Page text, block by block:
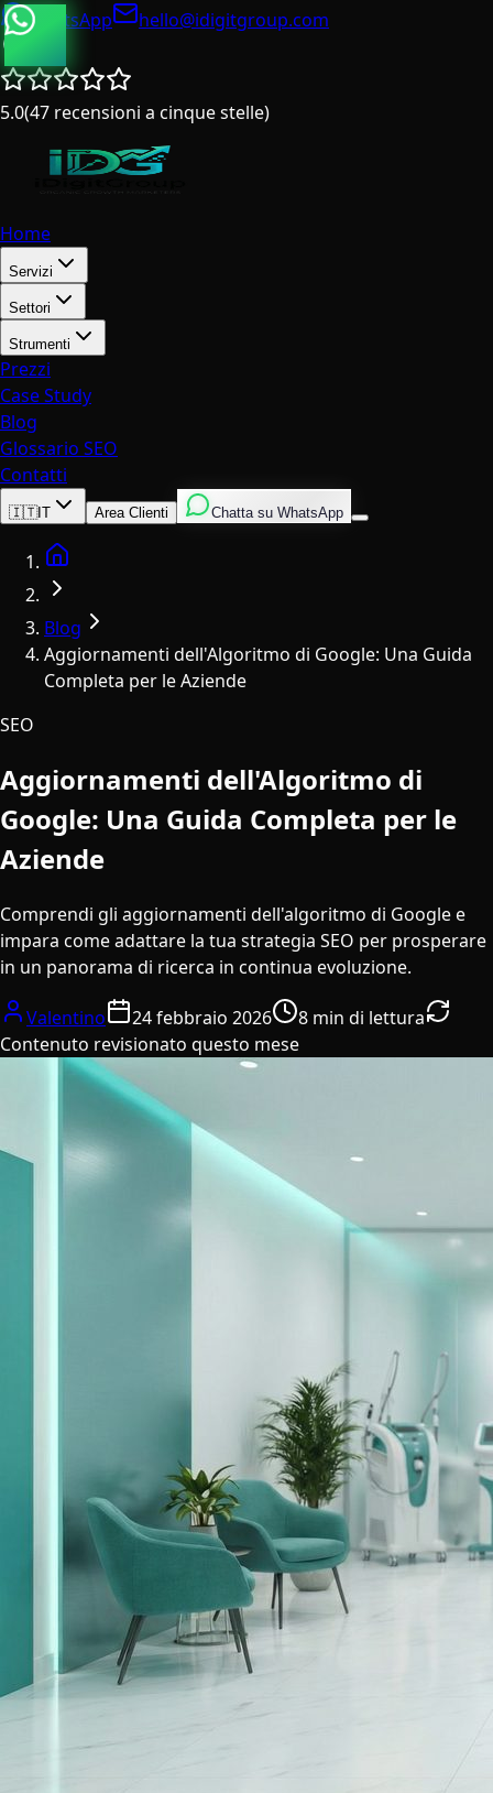
WhatsApp
hello@idigitgroup.com
5.0(47 recensioni a cinque stelle)
Home
Servizi
Settori
Strumenti
Prezzi
Case Study
Blog
Glossario SEO
Contatti
IngleseItalianoSpagnolo
🇮🇹IT Area Clienti Chatta su WhatsApp
Blog
Aggiornamenti dell'Algoritmo di Google: Una Guida
Completa per le Aziende
SEO
Aggiornamenti dell'Algoritmo di
Google: Una Guida Completa per le
Aziende
Comprendi gli aggiornamenti dell'algoritmo di Google e
impara come adattare la tua strategia SEO per prosperare
in un panorama di ricerca in continua evoluzione.
Valentino 24 febbraio 2026
8 min di lettura
Contenuto revisionato questo mese